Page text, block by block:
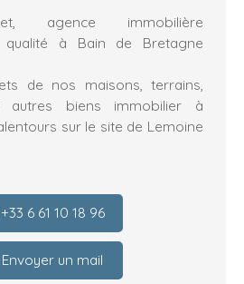
agence immobilière
qualité à Bain de Bretagne
de nos maisons, terrains,
autres biens immobilier à
sur le site de Lemoine
+33 6 61 10 18 96
Envoyer un mail